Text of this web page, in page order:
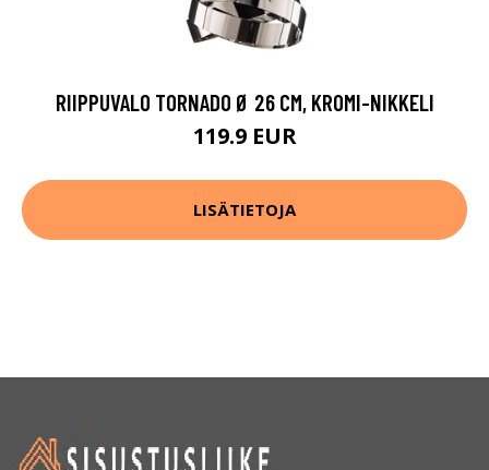
RIIPPUVALO TORNADO Ø 26 CM, KROMI-NIKKELI
119.9 EUR
LISÄTIETOJA